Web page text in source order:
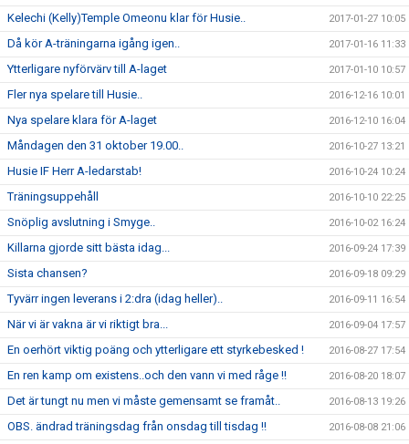
Kelechi (Kelly)Temple Omeonu klar för Husie.. 2017-01-27 10:05
Då kör A-träningarna igång igen.. 2017-01-16 11:33
Ytterligare nyförvärv till A-laget 2017-01-10 10:57
Fler nya spelare till Husie.. 2016-12-16 10:01
Nya spelare klara för A-laget 2016-12-10 16:04
Måndagen den 31 oktober 19.00.. 2016-10-27 13:21
Husie IF Herr A-ledarstab! 2016-10-24 10:24
Träningsuppehåll 2016-10-10 22:25
Snöplig avslutning i Smyge.. 2016-10-02 16:24
Killarna gjorde sitt bästa idag... 2016-09-24 17:39
Sista chansen? 2016-09-18 09:29
Tyvärr ingen leverans i 2:dra (idag heller).. 2016-09-11 16:54
När vi är vakna är vi riktigt bra... 2016-09-04 17:57
En oerhört viktig poäng och ytterligare ett styrkebesked ! 2016-08-27 17:54
En ren kamp om existens..och den vann vi med råge !! 2016-08-20 18:07
Det är tungt nu men vi måste gemensamt se framåt.. 2016-08-13 19:26
OBS. ändrad träningsdag från onsdag till tisdag !! 2016-08-08 21:06